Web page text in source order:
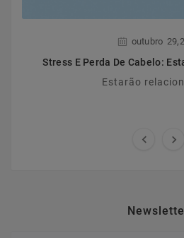
outubro 29,
Stress E Perda De Cabelo:
Estarão
 